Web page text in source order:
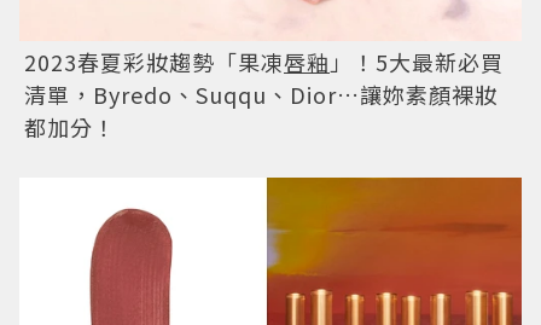
2023春夏彩妝趨勢「果凍唇釉」！5大最新必買
清單，Byredo、Suqqu、Dior…讓妳素顏裸妝
都加分！